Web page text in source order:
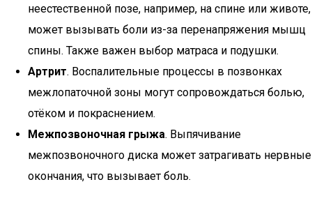
неестественной позе, например, на спине или животе,
может вызывать боли из-за перенапряжения мышц
спины. Также важен выбор матраса и подушки.
Артрит. Воспалительные процессы в позвонках
межлопаточной зоны могут сопровождаться болью,
отёком и покраснением.
Межпозвоночная грыжа. Выпячивание
межпозвоночного диска может затрагивать нервные
окончания, что вызывает боль.